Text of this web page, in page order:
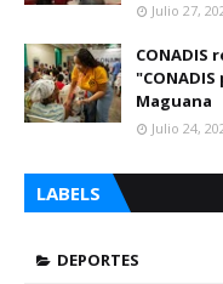
Julio 27,
Maguana
Julio 24,
LABELS
DEPORTES